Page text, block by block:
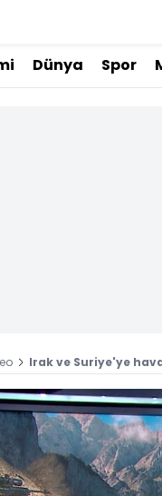
Dünya Spor
Irak ve Suriye'ye